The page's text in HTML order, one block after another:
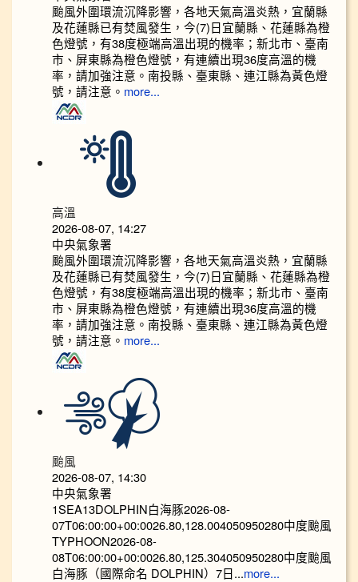
颱風外圍環流沉降影響，各地天氣高溫炎熱，宜蘭縣
及花蓮縣已有焚風發生，今(7)日宜蘭縣、花蓮縣為橙
色燈號，有38度極端高溫出現的機率；新北市、臺南
市、屏東縣為橙色燈號，有連續出現36度高溫的機
率，請加強注意。南投縣、臺東縣、連江縣為黃色燈
號，請注意。 more...
高溫
2026-08-07, 14:27
中央氣象署
颱風外圍環流沉降影響，各地天氣高溫炎熱，宜蘭縣
及花蓮縣已有焚風發生，今(7)日宜蘭縣、花蓮縣為橙
色燈號，有38度極端高溫出現的機率；新北市、臺南
市、屏東縣為橙色燈號，有連續出現36度高溫的機
率，請加強注意。南投縣、臺東縣、連江縣為黃色燈
號，請注意。 more...
颱風
2026-08-07, 14:30
中央氣象署
1SEA13DOLPHIN白海豚2026-08-
07T06:00:00+00:0026.80,128.004050950280中度颱風
TYPHOON2026-08-
08T06:00:00+00:0026.80,125.304050950280中度颱風
白海豚（國際命名 DOLPHIN）7日...more...